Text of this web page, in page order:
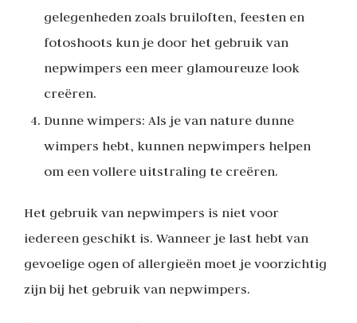
gelegenheden zoals bruiloften, feesten en
fotoshoots kun je door het gebruik van
nepwimpers een meer glamoureuze look
creëren.
Dunne wimpers: Als je van nature dunne
wimpers hebt, kunnen nepwimpers helpen
om een vollere uitstraling te creëren.
Het gebruik van nepwimpers is niet voor
iedereen geschikt is. Wanneer je last hebt van
gevoelige ogen of allergieën moet je voorzichtig
zijn bij het gebruik van nepwimpers.